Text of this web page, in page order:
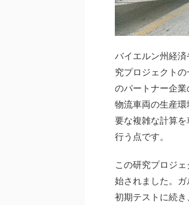
バイエルン州経
究プロジェクト
のパートナー企
物流車両の生産
要な複雑な計算
行う点です。
この研究プロジ
始されました。
初期テストに続き